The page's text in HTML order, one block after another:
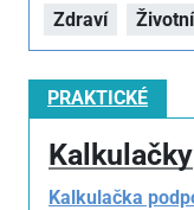
Zdraví
PRAKTICKÉ
Kalkulačky
Kalkulačka